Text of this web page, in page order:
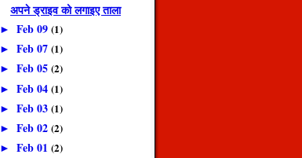
अपने ड्राइव को लगाइए ताला
►Feb 09(1)
►Feb 07(1)
►Feb 05(2)
►Feb 04(1)
►Feb 03(1)
►Feb 02(2)
►Feb 01(2)